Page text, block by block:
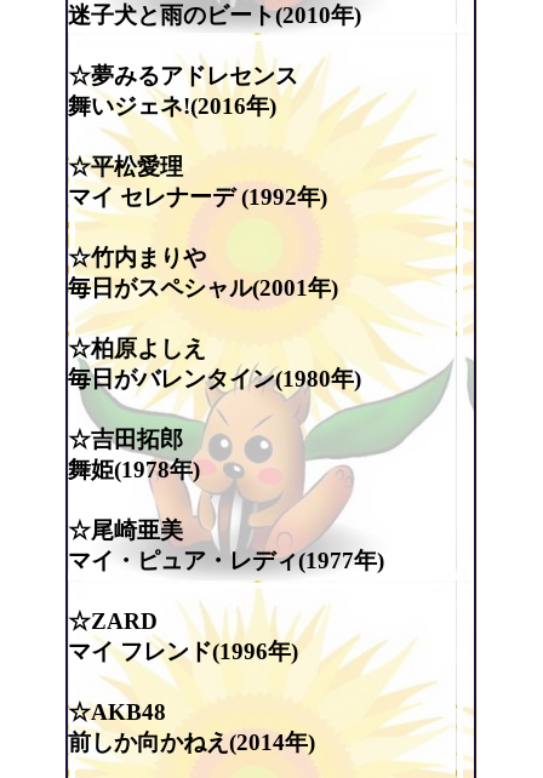
迷子犬と雨のビート(2010年)
☆夢みるアドレセンス
舞いジェネ!(2016年)
☆平松愛理
マイ セレナーデ (1992年)
☆竹内まりや
毎日がスペシャル(2001年)
☆柏原よしえ
毎日がバレンタイン(1980年)
☆吉田拓郎
舞姫(1978年)
☆尾崎亜美
マイ・ピュア・レディ(1977年)
☆ZARD
マイ フレンド(1996年)
☆AKB48
前しか向かねえ(2014年)